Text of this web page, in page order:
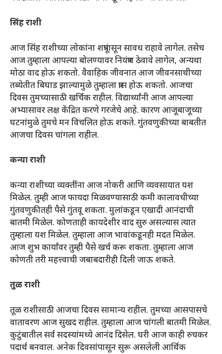
सिंह राशी
आज सिंह राशीच्या लोकांना शत्रूंपासून सावध राहावे लागेल. तसेच
आज तुम्हाला आपल्या बोलण्यावर नियंत्रण ठेवावे लागेल, अन्यथा
मोठा वाद होऊ शकतो. वैवाहिक जीवनात आज जीवनसाथीच्या
तब्येतीत बिघाड झाल्यामुळे तुम्हाला त्रास होऊ शकतो. आजचा
दिवस तुमच्यासाठी खर्चिक राहील. विद्यार्थ्यांनी आज आपल्या
अभ्यासावर लक्ष केंद्रित करणे गरजेचे आहे. कारण आजूबाजूच्या
घटनांमुळे तुमचे मन विचलित होऊ शकते. गुंतवणुकीच्या बाबतीत
आजचा दिवस चांगला राहील.
कन्या राशी
कन्या राशीच्या व्यक्तींना आज नोकरी आणि व्यवसायात यश
मिळेल. तुम्ही आज फायदा मिळवण्यासाठी कमी कालावधीच्या
गुंतवणुकीतही पैसे गुंतवू शकता. मुलांकडून एखादी आनंदाची
बातमी मिळेल. कोणताही कायदेशीर वाद सुरु असल्यास त्यात
तुम्हाला यश मिळेल. तुम्हाला आज भावांकडूनही मदत मिळेल.
आज शुभ कार्यांवर तुम्ही पैसे खर्च करू शकता. तुम्हाला आज
कोणती तरी महत्त्वाची जबाबदारीही दिली जाऊ शकते.
तुळ राशी
तूळ राशीसाठी आजचा दिवस सामान्य राहील. तुमच्या आसपासचे
वातावरण आज सुखद राहील. तुम्हाला आज चांगली बातमी मिळेल.
कुटुंबातील सर्व सदस्यांमध्ये आनंद दिसेल. घरी आज काही रुचकर
पदार्थ बनवाल. अनेक दिवसांपासून सुरू असलेली आर्थिक